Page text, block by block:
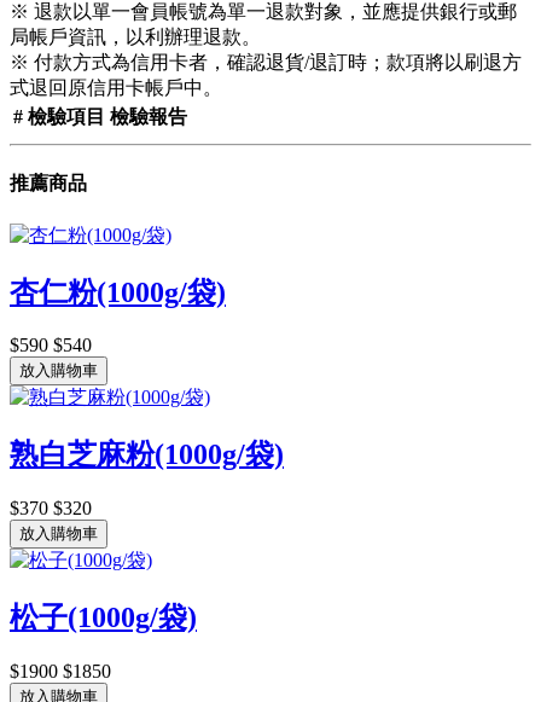
※ 退款以單一會員帳號為單一退款對象，並應提供銀行或郵
局帳戶資訊，以利辦理退款。
※ 付款方式為信用卡者，確認退貨/退訂時；款項將以刷退方
式退回原信用卡帳戶中。
# 檢驗項目 檢驗報告
推薦商品
杏仁粉(1000g/袋)
$590 $540
放入購物車
熟白芝麻粉(1000g/袋)
$370 $320
放入購物車
松子(1000g/袋)
$1900 $1850
放入購物車